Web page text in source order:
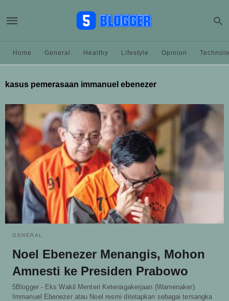
Home General Healthy Lifestyle Opinion
kasus pemerasaan immanuel ebenezer
GENERAL
Noel Ebenezer Menangis, Mohon
Amnesti ke Presiden Prabowo
5Blogger - Eks Wakil Menteri Ketenagakerjaan (Wamenaker)
Immanuel Ebenezer atau Noel resmi ditetapkan sebagai tersangka